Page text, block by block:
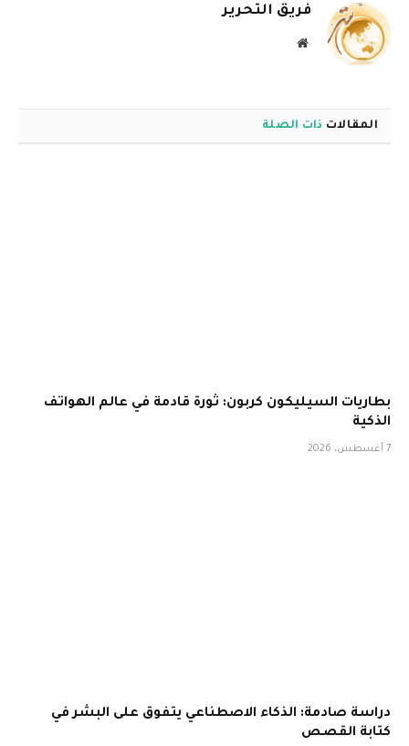
فريق التحرير
موقع
المقالات ذات الصلة
بطاريات السيليكون كربون: ثورة قادمة في عالم الهواتف
الذكية
7 أغسطس، 2026
دراسة صادمة: الذكاء الاصطناعي يتفوق على البشر في
كتابة القصص